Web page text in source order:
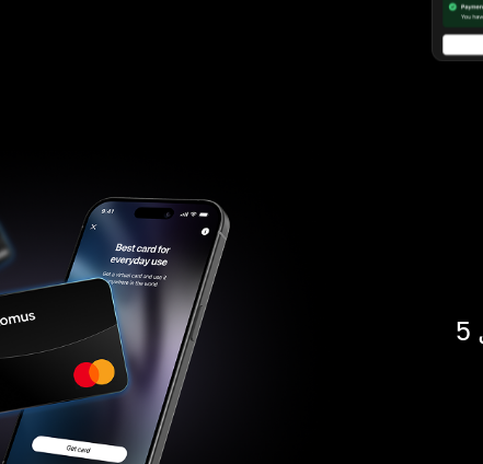
ادفع بالكريبتو في أي مكان. احصل على بطاقتك خلال 5